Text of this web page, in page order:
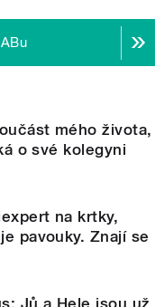
mého života,
o své kolegyni
na krtky,
pavouky. Znají se